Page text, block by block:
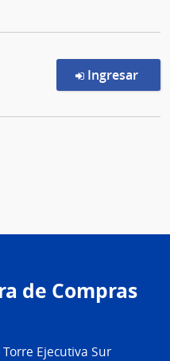
Ingresar
de Compras
Ejecutiva Sur